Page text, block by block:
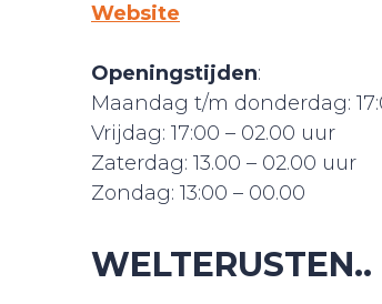
Website
Openingstijden:
Maandag t/m donderdag:
Vrijdag: 17:00 – 02.00 uur
Zaterdag: 13.00 – 02.00 uur
Zondag: 13:00 – 00.00
WELTERUSTEN..